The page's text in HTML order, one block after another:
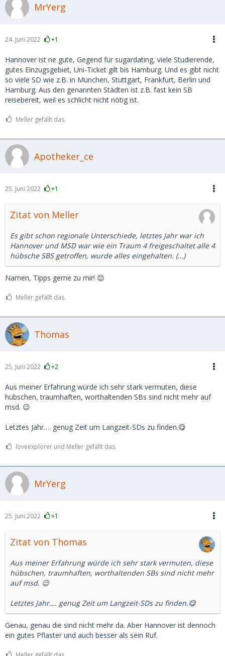
MrYerg
24. Juni 2022 +1
Hannover ist ne gute, Gegend für sugardating, viele Studierende,
gutes Einzugsgebiet, Uni-Ticket gilt bis Hamburg. Und es gibt nicht
so viele SD wie z.B. in München, Stuttgart, Frankfurt, Berlin und
Hamburg. Aus den genannten Städten ist z.B. fast kein SB
reisebereit, weil es schlicht nicht nötig ist.
Meller gefällt das.
Apotheker_ce
25. Juni 2022 +1
Zitat von Meller
Es gibt schon regionale Unterschiede, letztes Jahr war ich
Hannover und MSD war wie ein Traum 4 freigeschaltet alle 4
hübsche SBS getroffen, wurde alles eingehalten. (…)
Namen, Tipps gerne zu mir! 😊
Meller gefällt das.
Thomas
25. Juni 2022 +2
Aus meiner Erfahrung würde ich sehr stark vermuten, diese
hübschen, traumhaften, worthaltenden SBs sind nicht mehr auf
msd. 😉
Letztes Jahr…. genug Zeit um Langzeit-SDs zu finden.😋
loveexplorer und Meller gefällt das.
MrYerg
25. Juni 2022 +1
Zitat von Thomas
Aus meiner Erfahrung würde ich sehr stark vermuten, diese
hübschen, traumhaften, worthaltenden SBs sind nicht mehr
auf msd. 😉
Letztes Jahr…. genug Zeit um Langzeit-SDs zu finden.😋
Genau, genau die sind nicht mehr da. Aber Hannover ist dennoch
ein gutes Pflaster und auch besser als sein Ruf.